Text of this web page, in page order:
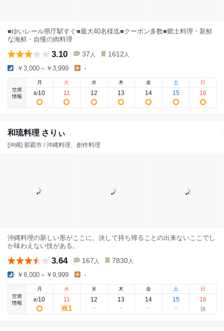
■ゆいレール県庁駅すぐ■最大40名様迄■クーポン多数■郷土料理・新鮮
な海鮮・自慢の肉料理
3.10 37 人 1612 人
￥3,000～￥3,999 -
空席
情報
月
8/10
火
11
水
12
木
13
金
14
土
15
日
16
和琉料理 さりぃ
[沖縄] 那覇市 / 沖縄料理、創作料理
沖縄料理の新しい形がここに。決して持ち帰ることの出来ないここでし
か味わえない技がある。
3.64 167 人 7830 人
￥8,000～￥9,999 -
空席
情報
月
8/10
火
11
残1
水
12
木
13
金
14
土
15
日
16